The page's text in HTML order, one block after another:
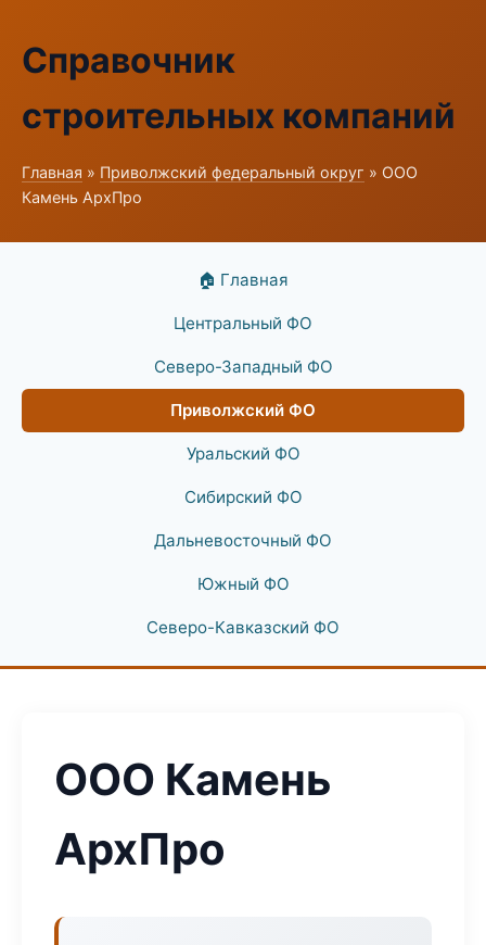
Справочник
строительных компаний
Главная » Приволжский федеральный округ » ООО
Камень АрхПро
🏠 Главная
Центральный ФО
Северо-Западный ФО
Приволжский ФО
Уральский ФО
Сибирский ФО
Дальневосточный ФО
Южный ФО
Северо-Кавказский ФО
ООО Камень
АрхПро